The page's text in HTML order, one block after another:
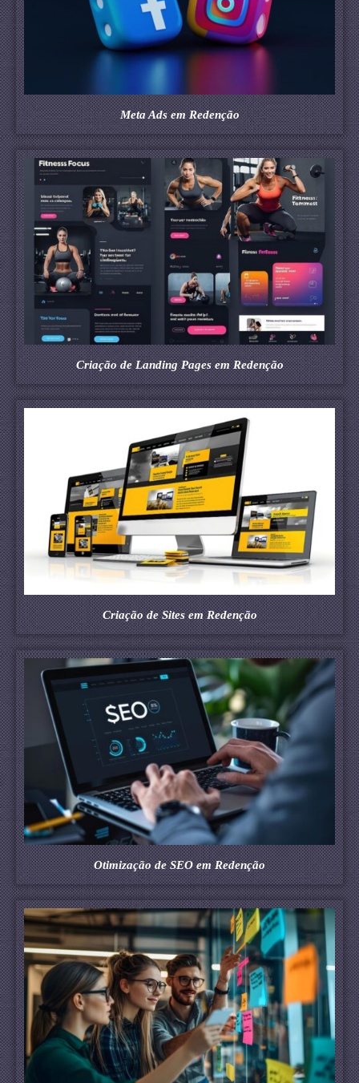
Meta Ads em Redenção
Criação de Landing Pages em Redenção
Criação de Sites em Redenção
Otimização de SEO em Redenção